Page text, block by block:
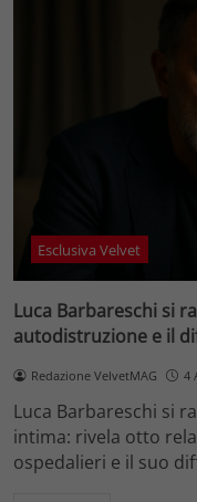
Esclusiva Velvet
Luca Barbareschi si
autodistruzione e il
Redazione VelvetMAG 4
Luca Barbareschi si
intima: rivela otto
ospedalieri e il suo